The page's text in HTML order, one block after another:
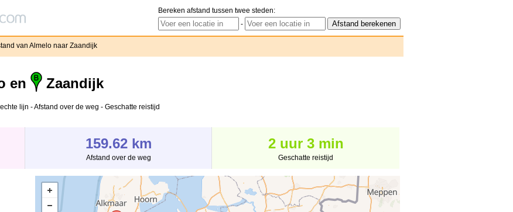
Bereken afstand tussen twee steden:
-
van Almelo naar Zaandijk
en Zaandijk
lijn - Afstand over de weg - Geschatte reistijd
159.62 km
Afstand over de weg
2 uur 3 min
Geschatte reistijd